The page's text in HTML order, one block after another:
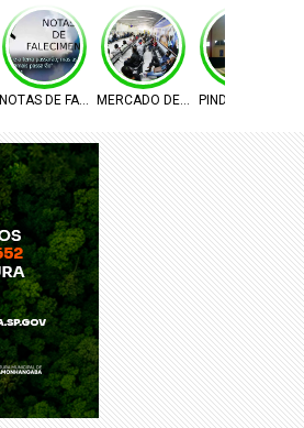
NOTAS DE FALECIMENTOMERCADO DE TRABALHO